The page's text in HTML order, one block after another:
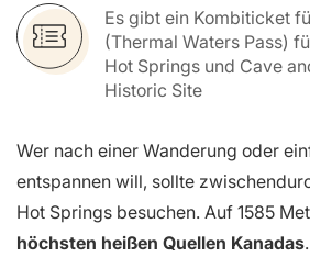
Es gibt ein Kombiticket
(Thermal Waters Pass)
Hot Springs und Cave
Historic Site
Wer nach einer Wanderung oder
entspannen will, sollte
Hot Springs besuchen. Auf 1585
höchsten heißen Quellen Kanadas